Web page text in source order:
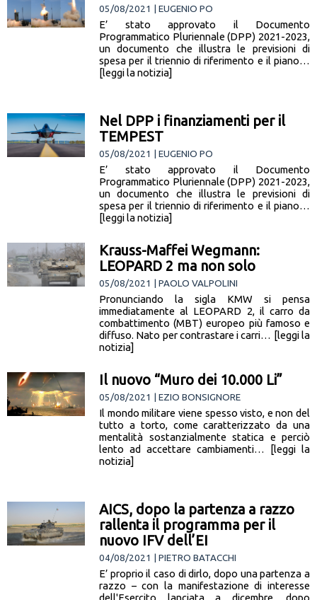
05/08/2021 | EUGENIO PO
E’ stato approvato il Documento
Programmatico Pluriennale (DPP) 2021-2023,
un documento che illustra le previsioni di
spesa per il triennio di riferimento e il piano…
[leggi la notizia]
Nel DPP i finanziamenti per il
TEMPEST
05/08/2021 | EUGENIO PO
E’ stato approvato il Documento
Programmatico Pluriennale (DPP) 2021-2023,
un documento che illustra le previsioni di
spesa per il triennio di riferimento e il piano…
[leggi la notizia]
Krauss-Maffei Wegmann:
LEOPARD 2 ma non solo
05/08/2021 | PAOLO VALPOLINI
Pronunciando la sigla KMW si pensa
immediatamente al LEOPARD 2, il carro da
combattimento (MBT) europeo più famoso e
diffuso. Nato per contrastare i carri… [leggi la
notizia]
Il nuovo “Muro dei 10.000 Li”
05/08/2021 | EZIO BONSIGNORE
Il mondo militare viene spesso visto, e non del
tutto a torto, come caratterizzato da una
mentalità sostanzialmente statica e perciò
lento ad accettare cambiamenti… [leggi la
notizia]
AICS, dopo la partenza a razzo
rallenta il programma per il
nuovo IFV dell’EI
04/08/2021 | PIETRO BATACCHI
E’ proprio il caso di dirlo, dopo una partenza a
razzo – con la manifestazione di interesse
dell'Esercito lanciata a dicembre, dopo